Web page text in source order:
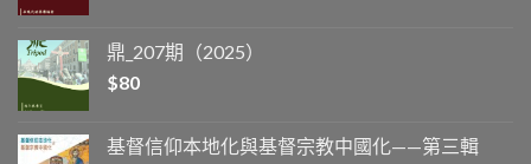
鼎_207期（2025）
$80
基督信仰本地化與基督宗教中國化——第三輯